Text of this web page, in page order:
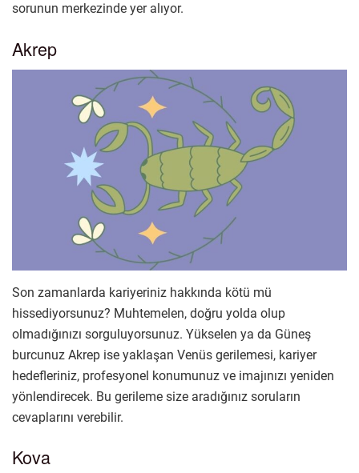
sorunun merkezinde yer alıyor.
Akrep
Son zamanlarda kariyeriniz hakkında kötü mü
hissediyorsunuz? Muhtemelen, doğru yolda olup
olmadığınızı sorguluyorsunuz. Yükselen ya da Güneş
burcunuz Akrep ise yaklaşan Venüs gerilemesi, kariyer
hedefleriniz, profesyonel konumunuz ve imajınızı yeniden
yönlendirecek. Bu gerileme size aradığınız soruların
cevaplarını verebilir.
Kova